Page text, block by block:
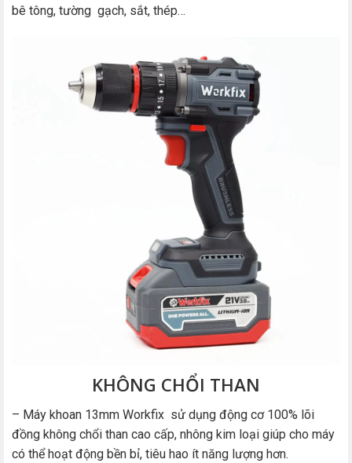
bê tông, tường gạch, sắt, thép…
KHÔNG CHỔI THAN
– Máy khoan 13mm Workfix sử dụng động cơ 100% lõi
đồng không chổi than cao cấp, nhông kim loại giúp cho máy
có thể hoạt động bền bỉ, tiêu hao ít năng lượng hơn.